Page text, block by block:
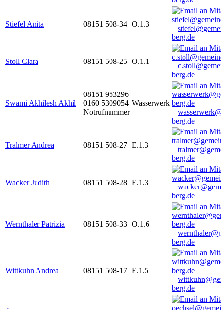
Stiefel Anita 08151 508-34 O.1.3
berg.de
Stoll Clara 08151 508-25 O.1.1
berg.de
Swami Akhilesh Akhil
08151 953296
0160 5309054
Notrufnummer
Wasserwerk
berg.de
Tralmer Andrea 08151 508-27 E.1.3
berg.de
Wacker Judith 08151 508-28 E.1.3
berg.de
Wernthaler Patrizia 08151 508-33 O.1.6
berg.de
Wittkuhn Andrea 08151 508-17 E.1.5
berg.de